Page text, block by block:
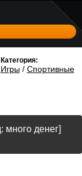
Категория:
Игры/ Спортивные
много денег]